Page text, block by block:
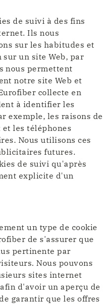
de suivi à des fins
Ils nous
sur les habitudes et
un site Web, par
nous permettent
notre site Web et
collecte en
à identifier les
exemple, les raisons de
les téléphones
Nous utilisons ces
futures.
de suivi qu'après
explicite d'un
un type de cookie
de s'assurer que
pertinente par
Nous pouvons
sites internet
d'avoir un aperçu de
garantir que les offres